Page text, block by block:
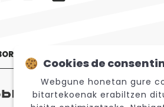
Cookies de
Webgune honetan gure
bitartekoenak erabiltzen